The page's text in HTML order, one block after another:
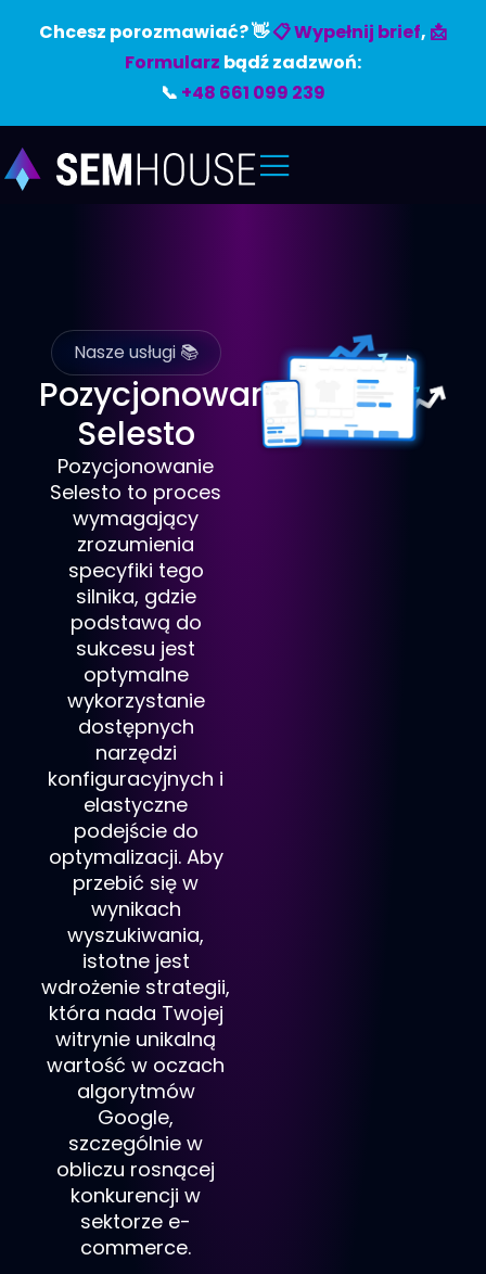
Chcesz porozmawiać? 👋📋 Wypełnij brief, 📩
Formularz bądź zadzwoń:
📞 +48 661 099 239
Nasze usługi 📚
Pozycjonowanie
Selesto
Pozycjonowanie
Selesto to proces
wymagający
zrozumienia
specyfiki tego
silnika, gdzie
podstawą do
sukcesu jest
optymalne
wykorzystanie
dostępnych
narzędzi
konfiguracyjnych i
elastyczne
podejście do
optymalizacji. Aby
przebić się w
wynikach
wyszukiwania,
istotne jest
wdrożenie strategii,
która nada Twojej
witrynie unikalną
wartość w oczach
algorytmów
Google,
szczególnie w
obliczu rosnącej
konkurencji w
sektorze e-
commerce.